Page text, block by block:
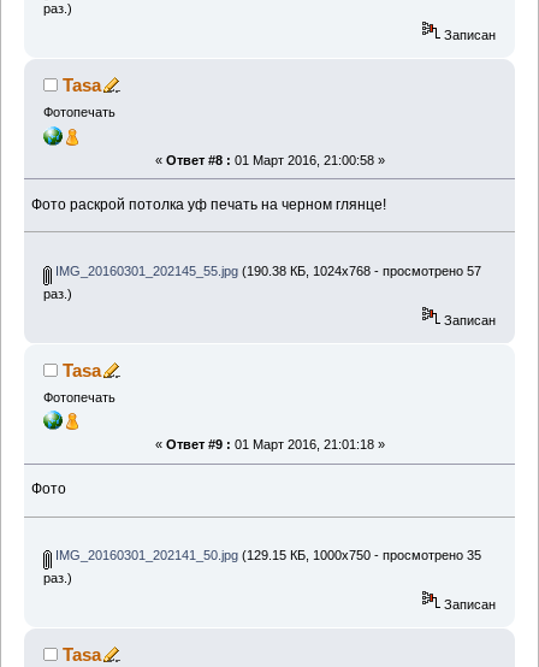
раз.)
Записан
Tasa
Фотопечать
« Ответ #8 : 01 Март 2016, 21:00:58 »
Фото раскрой потолка уф печать на черном глянце!
IMG_20160301_202145_55.jpg(190.38 КБ, 1024x768 - просмотрено 57
раз.)
Записан
Tasa
Фотопечать
« Ответ #9 : 01 Март 2016, 21:01:18 »
Фото
IMG_20160301_202141_50.jpg(129.15 КБ, 1000x750 - просмотрено 35
раз.)
Записан
Tasa